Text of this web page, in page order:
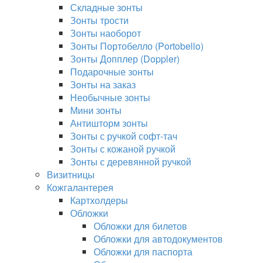
Складные зонты
Зонты трости
Зонты наоборот
Зонты Портобелло (Portobello)
Зонты Допплер (Doppler)
Подарочные зонты
Зонты на заказ
Необычные зонты
Мини зонты
Антишторм зонты
Зонты с ручкой софт-тач
Зонты с кожаной ручкой
Зонты с деревянной ручкой
Визитницы
Кожгалантерея
Картхолдеры
Обложки
Обложки для билетов
Обложки для автодокументов
Обложки для паспорта